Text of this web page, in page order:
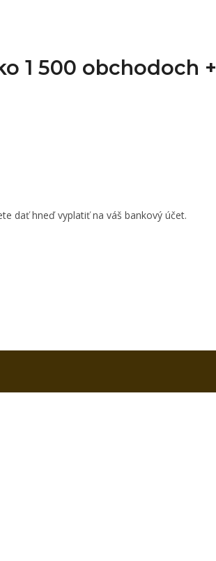
1 500 obchodoch +
dať hneď vyplatiť na váš bankový účet.